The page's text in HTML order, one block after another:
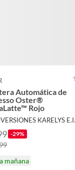
Automática de
Oster®
Rojo
-29%
mañana